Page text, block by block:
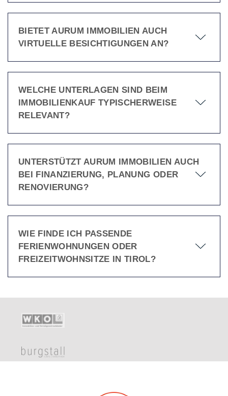
BIETET AURUM IMMOBILIEN AUCH
VIRTUELLE BESICHTIGUNGEN AN?
WELCHE UNTERLAGEN SIND BEIM
IMMOBILIENKAUF TYPISCHERWEISE
RELEVANT?
UNTERSTÜTZT AURUM IMMOBILIEN AUCH
BEI FINANZIERUNG, PLANUNG ODER
RENOVIERUNG?
WIE FINDE ICH PASSENDE
FERIENWOHNUNGEN ODER
FREIZEITWOHNSITZE IN TIROL?